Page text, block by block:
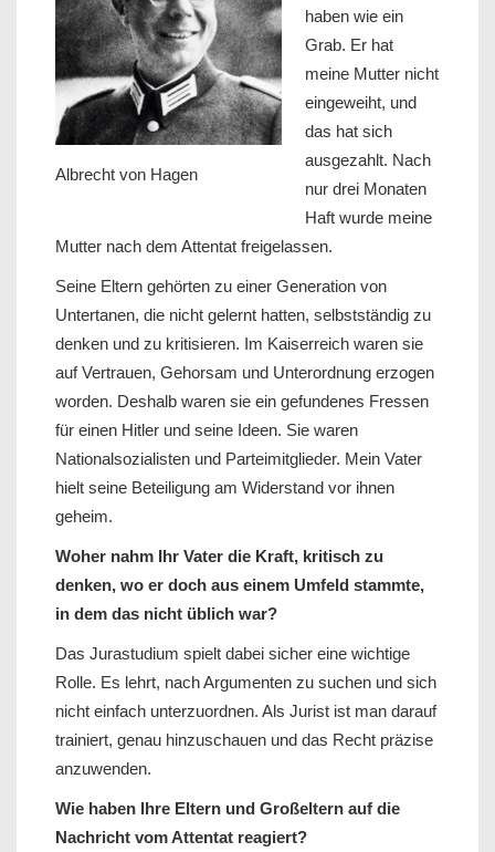
Albrecht von Hagen
haben wie ein
Grab. Er hat
meine Mutter nicht
eingeweiht, und
das hat sich
ausgezahlt. Nach
nur drei Monaten
Haft wurde meine
Mutter nach dem Attentat freigelassen.
Seine Eltern gehörten zu einer Generation von
Untertanen, die nicht gelernt hatten, selbstständig zu
denken und zu kritisieren. Im Kaiserreich waren sie
auf Vertrauen, Gehorsam und Unterordnung erzogen
worden. Deshalb waren sie ein gefundenes Fressen
für einen Hitler und seine Ideen. Sie waren
Nationalsozialisten und Parteimitglieder. Mein Vater
hielt seine Beteiligung am Widerstand vor ihnen
geheim.
Woher nahm Ihr Vater die Kraft, kritisch zu
denken, wo er doch aus einem Umfeld stammte,
in dem das nicht üblich war?
Das Jurastudium spielt dabei sicher eine wichtige
Rolle. Es lehrt, nach Argumenten zu suchen und sich
nicht einfach unterzuordnen. Als Jurist ist man darauf
trainiert, genau hinzuschauen und das Recht präzise
anzuwenden.
Wie haben Ihre Eltern und Großeltern auf die
Nachricht vom Attentat reagiert?